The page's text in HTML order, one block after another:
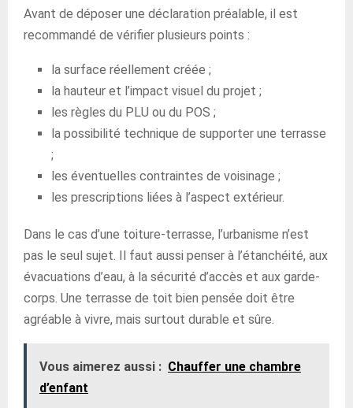
Avant de déposer une déclaration préalable, il est
recommandé de vérifier plusieurs points :
la surface réellement créée ;
la hauteur et l’impact visuel du projet ;
les règles du PLU ou du POS ;
la possibilité technique de supporter une terrasse
;
les éventuelles contraintes de voisinage ;
les prescriptions liées à l’aspect extérieur.
Dans le cas d’une toiture-terrasse, l’urbanisme n’est
pas le seul sujet. Il faut aussi penser à l’étanchéité, aux
évacuations d’eau, à la sécurité d’accès et aux garde-
corps. Une terrasse de toit bien pensée doit être
agréable à vivre, mais surtout durable et sûre.
Vous aimerez aussi : Chauffer une chambre
d’enfant